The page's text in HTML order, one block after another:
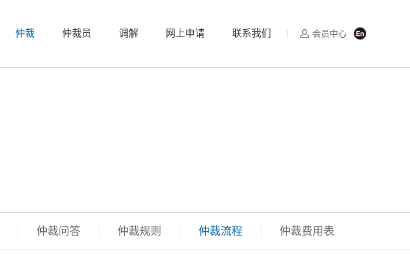
会员中心
仲裁 仲裁员 调解 网上申请 联系我们
仲裁问答 仲裁规则 仲裁流程 仲裁费用表